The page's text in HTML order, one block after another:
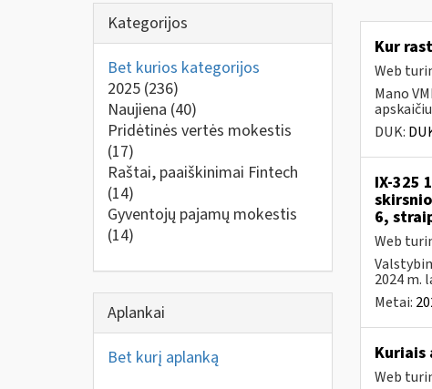
Kategorijos
Bet kurios kategorijos
2025 (236)
Naujiena (40)
Pridėtinės vertės mokestis
(17)
Raštai, paaiškinimai Fintech
(14)
Gyventojų pajamų mokestis
(14)
Aplankai
Bet kurį aplanką
Kur
Web
Mano
DUK:
IX-325
6,
Web
2024 m.
Metai:
Kuriais
Web